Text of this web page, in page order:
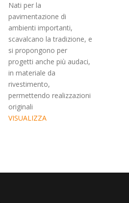
Nati per la
pavimentazione di
ambienti importanti,
scavalcano la tradizione, e
si propongono per
progetti anche più audaci,
in materiale da
rivestimento,
permettendo realizzazioni
originali
VISUALIZZA